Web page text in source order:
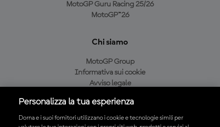
MotoGP Guru Racing 25/26
MotoGP™26
Chi siamo
MotoGP Group
Informativa sui cookie
Avviso legale
Condizioni di acquisto
Personalizza la tua esperienza
Dorna e i suoi fornitori utilizzano i cookie e tecnologie simili per